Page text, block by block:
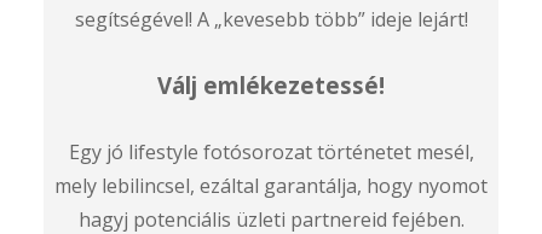
segítségével! A „kevesebb több” ideje lejárt!
Válj emlékezetessé!
Egy jó lifestyle fotósorozat történetet mesél,
mely lebilincsel, ezáltal garantálja, hogy nyomot
hagyj potenciális üzleti partnereid fejében.